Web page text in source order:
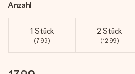
Anzahl
1 Stück
(7,99)
2 Stück
(12,99)